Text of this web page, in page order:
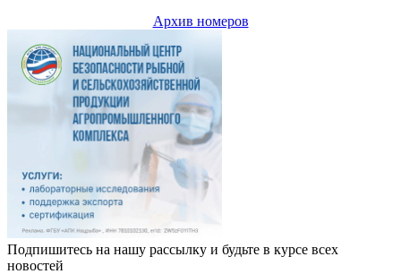
Архив номеров
Подпишитесь на нашу рассылку и будьте в курсе всех
новостей